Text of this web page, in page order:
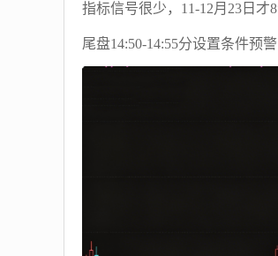
指标信号很少，11-12月23日
尾盘14:50-14:55分设置条件预警